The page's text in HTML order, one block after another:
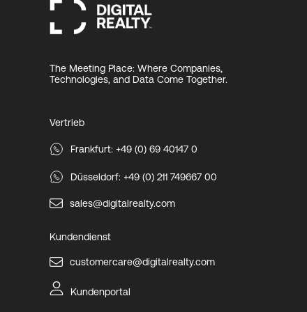
The Meeting Place: Where Companies,
Technologies, and Data Come Together.
Vertrieb
Frankfurt: +49 (0) 69 40147 0
Düsseldorf: +49 (0) 211 749667 00
sales@digitalrealty.com
Kundendienst
customercare@digitalrealty.com
Kundenportal